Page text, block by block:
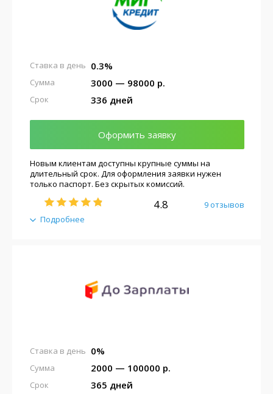
0.3%
Ставка в день
3000 — 98000 р.
Сумма
336 дней
Срок
Оформить заявку
Подробнее
Новым клиентам доступны крупные суммы на
длительный срок. Для оформления заявки нужен
только паспорт. Без скрытых комиссий.
4.8 9 отзывов
0%
Ставка в день
2000 — 100000 р.
Сумма
365 дней
Срок